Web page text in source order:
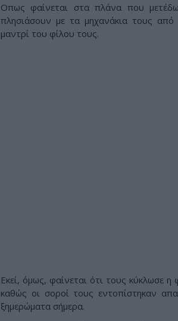
Οπως φαίνεται στα πλάνα που
πλησιάσουν με τα μηχανάκια τους
μαντρί του φίλου τους.
Εκεί, όμως, φαίνεται ότι τους κύκλωσε
καθώς οι σοροί τους εντοπίστηκαν
ξημερώματα σήμερα.